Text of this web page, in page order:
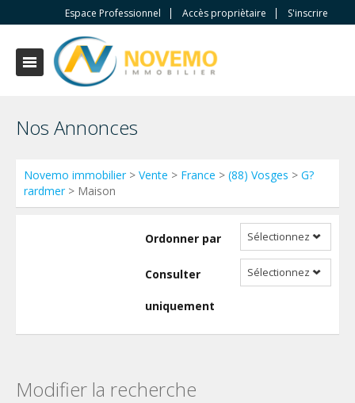
Espace Professionnel Accès propriètaire S'inscrire
Nos Annonces
Novemo immobilier> Vente > France > (88) Vosges > G?
rardmer> Maison
Ordonner par Sélectionnez
Consulter
uniquement
Sélectionnez
Modifier la recherche